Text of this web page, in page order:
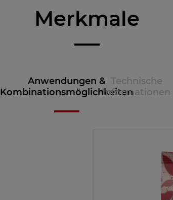
Merkmale
Anwendungen &
Kombinationsmöglichkeiten
Technische
Informationen